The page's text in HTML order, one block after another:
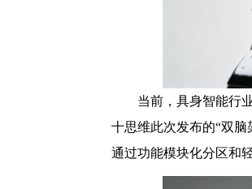
当前，具身智能行
十思维此次发布的“双脑
通过功能模块化分区和